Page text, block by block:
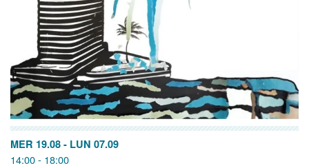
MER 19.08 - LUN 07.09
14:00 - 18:00